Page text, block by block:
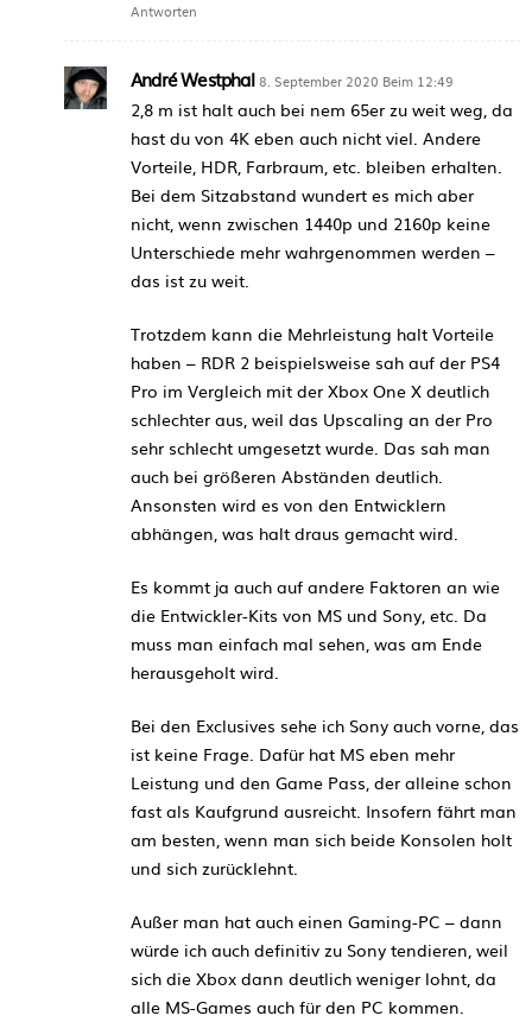
Antworten
André Westphal 8. September 2020 Beim 12:49
2,8 m ist halt auch bei nem 65er zu weit weg, da
hast du von 4K eben auch nicht viel. Andere
Vorteile, HDR, Farbraum, etc. bleiben erhalten.
Bei dem Sitzabstand wundert es mich aber
nicht, wenn zwischen 1440p und 2160p keine
Unterschiede mehr wahrgenommen werden –
das ist zu weit.
Trotzdem kann die Mehrleistung halt Vorteile
haben – RDR 2 beispielsweise sah auf der PS4
Pro im Vergleich mit der Xbox One X deutlich
schlechter aus, weil das Upscaling an der Pro
sehr schlecht umgesetzt wurde. Das sah man
auch bei größeren Abständen deutlich.
Ansonsten wird es von den Entwicklern
abhängen, was halt draus gemacht wird.
Es kommt ja auch auf andere Faktoren an wie
die Entwickler-Kits von MS und Sony, etc. Da
muss man einfach mal sehen, was am Ende
herausgeholt wird.
Bei den Exclusives sehe ich Sony auch vorne, das
ist keine Frage. Dafür hat MS eben mehr
Leistung und den Game Pass, der alleine schon
fast als Kaufgrund ausreicht. Insofern fährt man
am besten, wenn man sich beide Konsolen holt
und sich zurücklehnt.
Außer man hat auch einen Gaming-PC – dann
würde ich auch definitiv zu Sony tendieren, weil
sich die Xbox dann deutlich weniger lohnt, da
alle MS-Games auch für den PC kommen.